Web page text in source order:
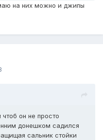
на них можно и джипы
он не просто
донешком садился
сальник стойки